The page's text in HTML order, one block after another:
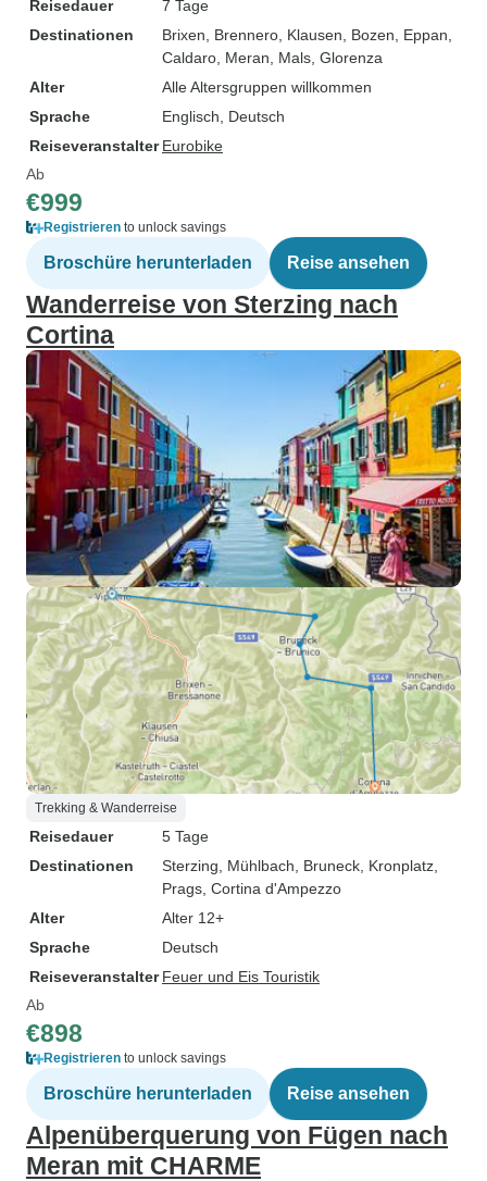
Reisedauer
7 Tage
Destinationen
Brixen , Brennero , Klausen , Bozen , Eppan
Caldaro , Meran , Mals , Glorenza
Alter
Alle Altersgruppen willkommen
Sprache
Englisch, Deutsch
Reiseveranstalter Eurobike
Ab
€999
Registrieren to unlock savings
Broschüre herunterladen Reise ansehen
Wanderreise von Sterzing nach
Cortina
Trekking & Wanderreise
Reisedauer
5 Tage
Destinationen
Sterzing , Mühlbach , Bruneck , Kronplatz
Prags , Cortina d'Ampezzo
Alter
Alter 12+
Sprache
Deutsch
Reiseveranstalter Feuer und Eis Touristik
Ab
€898
Registrieren to unlock savings
Broschüre herunterladen Reise ansehen
Alpenüberquerung von Fügen nach
Meran mit CHARME